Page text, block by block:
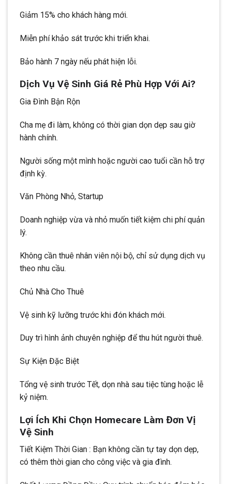
Giảm 15% cho khách hàng mới.
Miễn phí khảo sát trước khi triển khai.
Bảo hành 7 ngày nếu phát hiện lỗi.
Dịch Vụ Vệ Sinh Giá Rẻ Phù Hợp Với Ai?
Gia Đình Bận Rộn
Cha mẹ đi làm, không có thời gian dọn dẹp sau giờ
hành chính.
Người sống một mình hoặc người cao tuổi cần hỗ trợ
định kỳ.
Văn Phòng Nhỏ, Startup
Doanh nghiệp vừa và nhỏ muốn tiết kiệm chi phí quản
lý.
Không cần thuê nhân viên nội bộ, chỉ sử dụng dịch vụ
theo nhu cầu.
Chủ Nhà Cho Thuê
Vệ sinh kỹ lưỡng trước khi đón khách mới.
Duy trì hình ảnh chuyên nghiệp để thu hút người thuê.
Sự Kiện Đặc Biệt
Tổng vệ sinh trước Tết, dọn nhà sau tiệc tùng hoặc lễ
kỷ niệm.
Lợi Ích Khi Chọn Homecare Làm Đơn Vị
Vệ Sinh
Tiết Kiệm Thời Gian : Bạn không cần tự tay dọn dẹp,
có thêm thời gian cho công việc và gia đình.